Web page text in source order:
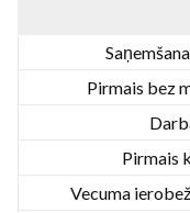
Pirmais bez
Pirmais
Vecuma